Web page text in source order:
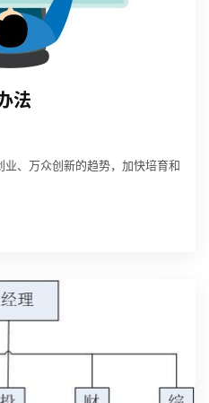
法
、万众创新的趋势，加快培育和